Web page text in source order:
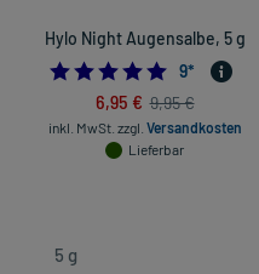
Hylo Night Augensalbe, 5 g
9*
6,95 € 9,95 €
inkl. MwSt. zzgl. Versandkosten
Lieferbar